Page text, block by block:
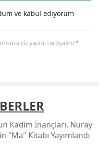
ve kabul ediyorum
siz yazın, tartışalım *
Kadim İnançları, Nuray
"ma" Kitabı Yayımlandı